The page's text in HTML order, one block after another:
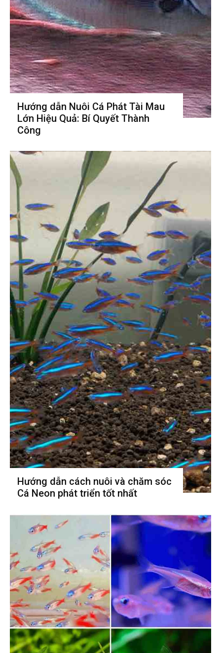
Hướng dẫn Nuôi Cá Phát Tài Mau
Lớn Hiệu Quả: Bí Quyết Thành
Công
Hướng dẫn cách nuôi và chăm sóc
Cá Neon phát triển tốt nhất